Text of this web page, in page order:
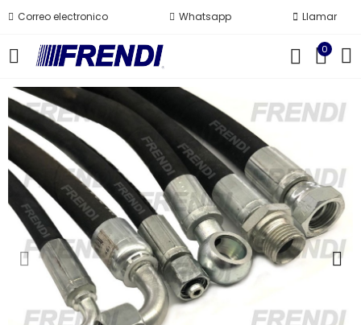
Correo electronico Whatsapp Llamar
0